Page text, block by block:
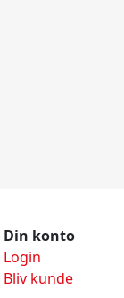
Din konto
Login
Bliv kunde